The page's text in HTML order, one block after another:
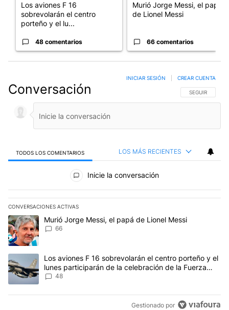
Los aviones F 16
sobrevolarán el centro
porteño y el lu...
48 comentarios
Murió Jorge Messi, el papá
de Lionel Messi
66 comentarios
Conversación SIGA ESTA
SEGUIR
INICIAR SESIÓN CREAR CUENTA
TODOS LOS COMENTARIOS LOS MÁS RECIENTES
Todos los comentarios
Inicie la conversación
CONVERSACIONES ACTIVAS
Este listado muestra los artículos con más comentarios en los
Un artículo de tendencia con el título "Murió Jorge Messi, el
Murió Jorge Messi, el papá de Lionel Messi
66
Un artículo de tendencia con el título "Los aviones F 16
Los aviones F 16 sobrevolarán el centro porteño y el
lunes participarán de la celebración de la Fuerza
Aérea
48
Gestionado por